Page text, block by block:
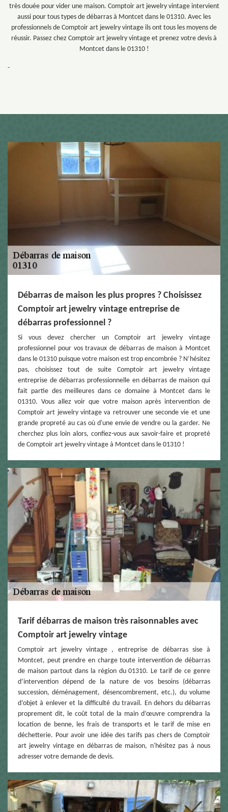
très douée pour vider une maison. Comptoir art jewelry vintage intervient
aussi pour tous types de débarras à Montcet dans le 01310. Avec les
professionnels de Comptoir art jewelry vintage ils ont tous les moyens de
réussir. Passez chez Comptoir art jewelry vintage et prenez votre devis à
Montcet dans le 01310 !
-
Débarras de maison les plus propres ? Choisissez
Comptoir art jewelry vintage entreprise de
débarras professionnel ?
Si vous devez chercher un Comptoir art jewelry vintage
professionnel pour vos travaux de débarras de maison à Montcet
dans le 01310 puisque votre maison est trop encombrée ? N’hésitez
pas, choisissez tout de suite Comptoir art jewelry vintage
entreprise de débarras professionnelle en débarras de maison qui
fait partie des meilleures dans ce domaine à Montcet dans le
01310. Vous allez voir que votre maison après intervention de
Comptoir art jewelry vintage va retrouver une seconde vie et une
grande propreté au cas où d'une envie de vendre ou la garder. Ne
cherchez plus loin alors, confiez-vous aux savoir-faire et propreté
de Comptoir art jewelry vintage à Montcet dans le 01310 !
Tarif débarras de maison très raisonnables avec
Comptoir art jewelry vintage
Comptoir art jewelry vintage , entreprise de débarras sise à
Montcet, peut prendre en charge toute intervention de débarras
de maison partout dans la région du 01310. Le tarif de ce genre
d’intervention dépend de la nature de vos besoins (débarras
succession, déménagement, désencombrement, etc.), du volume
d’objet à enlever et la difficulté du travail. En dehors du débarras
proprement dit, le coût total de la main d’œuvre comprendra la
location de benne, les frais de transports et le tarif de mise en
déchetterie. Pour avoir une idée des tarifs pas chers de Comptoir
art jewelry vintage en débarras de maison, n'hésitez pas à nous
adresser votre demande de devis.